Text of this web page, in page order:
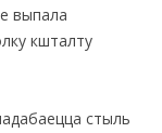
выпала
кшталту
стыль